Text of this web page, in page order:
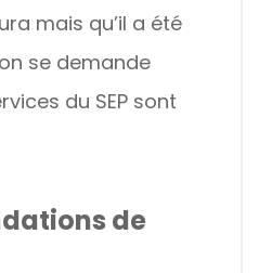
mais qu’il a été
se demande
du SEP sont
de